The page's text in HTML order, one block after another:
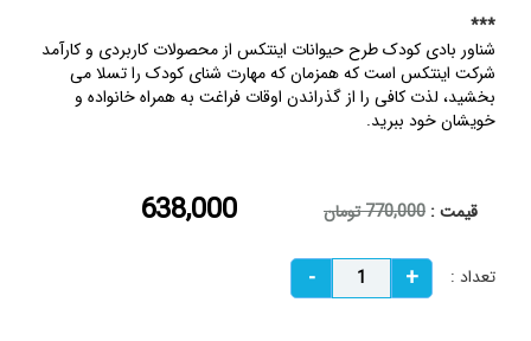
***
شناور بادی کودک طرح حیوانات اینتکس از محصولات کاربردی و کارآمد
شرکت اینتکس است که همزمان که مهارت شنای کودک را تسلا می
بخشید، لذت کافی را از گذراندن اوقات فراغت به همراه خانواده و
خویشان خود ببرید.
قیمت : 770,000 تومان 638,000
تعداد :